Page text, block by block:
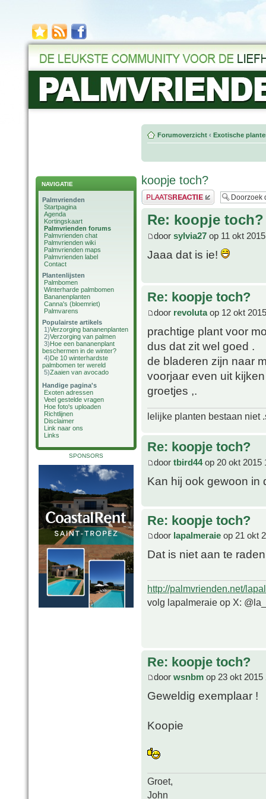
NAVIGATIE
Palmvrienden
Startpagina
Agenda
Kortingskaart
Palmvrienden forums
Palmvrienden chat
Palmvrienden wiki
Palmvrienden maps
Palmvrienden label
Contact
Plantenlijsten
Palmbomen
Winterharde palmbomen
Bananenplanten
Canna's (bloemriet)
Palmvarens
Populairste artikels
1)Verzorging bananenplanten
2)Verzorging van palmen
3)Hoe een bananenplant
beschermen in de winter?
4)De 10 winterhardste
palmbomen ter wereld
5)Zaaien van avocado
Handige pagina's
Exoten adressen
Veel gestelde vragen
Hoe foto's uploaden
Richtlijnen
Disclaimer
Link naar ons
Links
SPONSORS
Forumoverzicht ‹ Exotische
koopje toch?
Plaats een reactie
Re: koopje toch?
door sylvia27 op 11 okt
Jaaa dat is ie!
Re: koopje toch?
door revolutaop 12 okt
prachtige plant voor
dus dat zit wel goed .
de bladeren zijn naar
voorjaar even uit
groetjes ,.
lelijke planten bestaan niet
Re: koopje toch?
door tbird44op 20 okt 2015
Kan hij ook gewoon in
Re: koopje toch?
door lapalmeraie op 21 okt
Dat is niet aan te
http://palmvrienden.net/
volg lapalmeraie op X:
Re: koopje toch?
door wsnbm op 23 okt 2015
Geweldig exemplaar !
Koopie
Groet,
John